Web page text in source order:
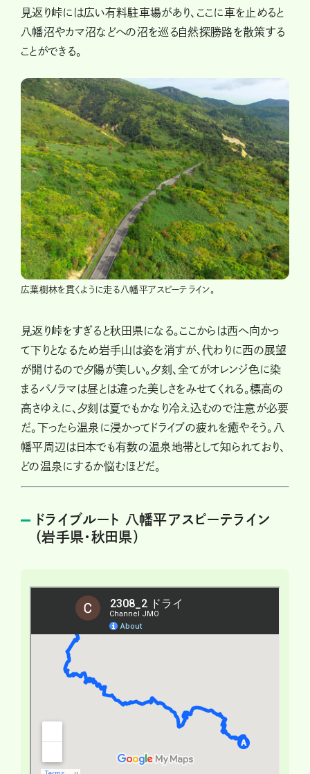
見返り峠には広い有料駐車場があり、ここに車を止めると
八幡沼やカマ沼などへの沼を巡る自然探勝路を散策する
ことができる。
広葉樹林を貫くように走る八幡平アスピーテライン。
見返り峠をすぎると秋田県になる。ここからは西へ向かっ
て下りとなるため岩手山は姿を消すが、代わりに西の展望
が開けるので夕陽が美しい。夕刻、全てがオレンジ色に染
まるパノラマは昼とは違った美しさをみせてくれる。標高の
高さゆえに、夕刻は夏でもかなり冷え込むので注意が必要
だ。下ったら温泉に浸かってドライブの疲れを癒やそう。八
幡平周辺は日本でも有数の温泉地帯として知られており、
どの温泉にするか悩むほどだ。
ドライブルート 八幡平アスピーテライン
（岩手県・秋田県）